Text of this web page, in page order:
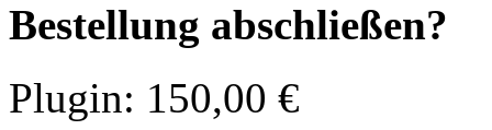
Bestellung abschließen?
Plugin: 150,00 €